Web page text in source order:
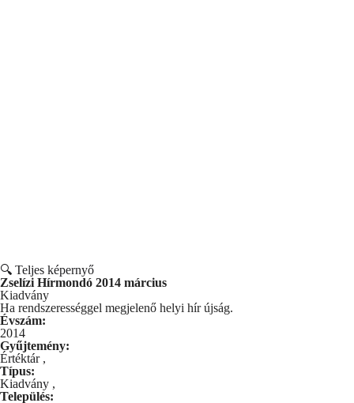
🔍 Teljes képernyő
Zselízi Hírmondó 2014 március
Kiadvány
Ha rendszerességgel megjelenő helyi hír újság.
Évszám:
2014
Gyűjtemény:
Értéktár ,
Típus:
Kiadvány ,
Település: